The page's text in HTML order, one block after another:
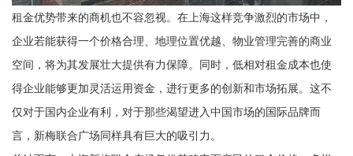
租金优势带来的商机也不容忽视。在上海这样竞争激烈的市场中，
企业若能获得一个价格合理、地理位置优越、物业管理完善的商业
空间，将为其发展壮大提供有力保障。同时，低相对租金成本也使
得企业能够更加灵活运用资金，进行更多的创新和市场拓展。这不
仅对于国内企业有利，对于那些渴望进入中国市场的国际品牌而
言，新梅联合广场同样具有巨大的吸引力。